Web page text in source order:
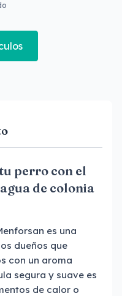
perro con el
de colonia
es una
dueños que
con un aroma
segura y suave es
de calor o